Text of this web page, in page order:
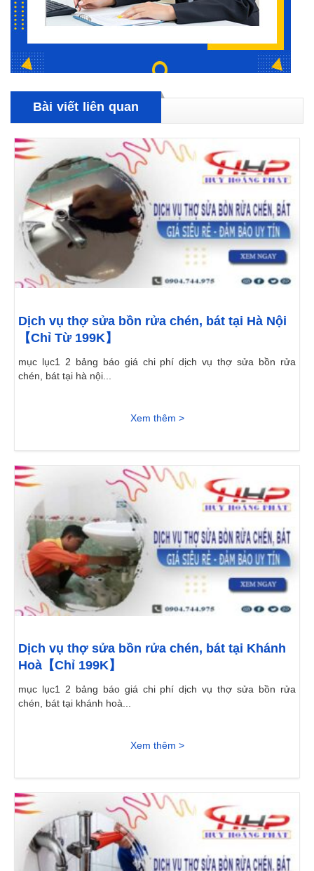
Bài viết liên quan
Dịch vụ thợ sửa bồn rửa chén, bát tại Hà Nội
【Chỉ Từ 199K】
mục lục1 2 bảng báo giá chi phí dịch vụ thợ sửa bồn rửa
chén, bát tại hà nội...
Xem thêm >
Dịch vụ thợ sửa bồn rửa chén, bát tại Khánh
Hoà【Chỉ 199K】
mục lục1 2 bảng báo giá chi phí dịch vụ thợ sửa bồn rửa
chén, bát tại khánh hoà...
Xem thêm >